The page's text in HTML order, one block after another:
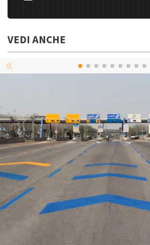
VEDI ANCHE